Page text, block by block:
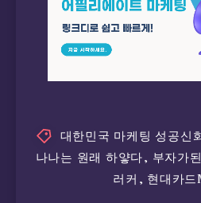
대한민국 마케팅 성공신
나나는 원래 하얗다, 부자가
러커 , 현대카드